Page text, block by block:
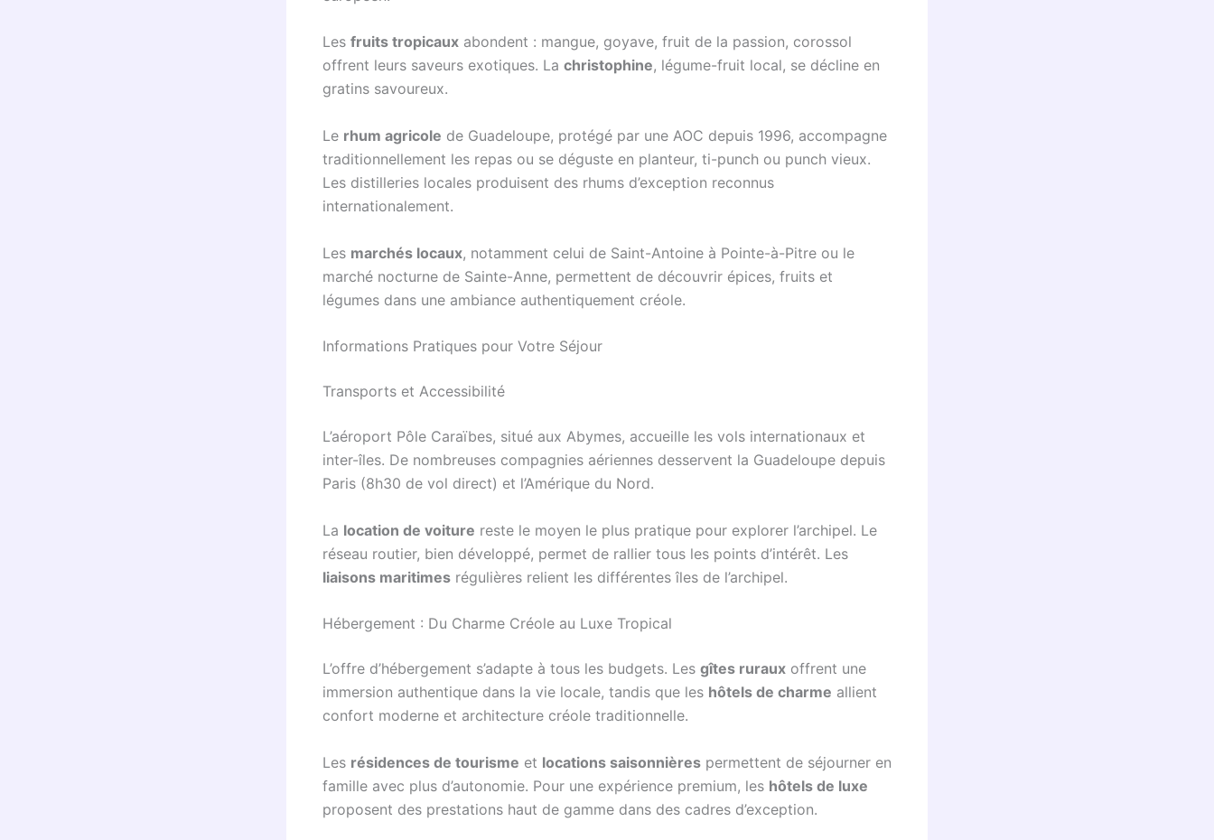
Les fruits tropicaux abondent : mangue, goyave, fruit de la passion, corossol
offrent leurs saveurs exotiques. La christophine, légume-fruit local, se décline en
gratins savoureux.
Le rhum agricole de Guadeloupe, protégé par une AOC depuis 1996, accompagne
traditionnellement les repas ou se déguste en planteur, ti-punch ou punch vieux.
Les distilleries locales produisent des rhums d’exception reconnus
internationalement.
Les marchés locaux, notamment celui de Saint-Antoine à Pointe-à-Pitre ou le
marché nocturne de Sainte-Anne, permettent de découvrir épices, fruits et
légumes dans une ambiance authentiquement créole.
Informations Pratiques pour Votre Séjour
Transports et Accessibilité
L’aéroport Pôle Caraïbes, situé aux Abymes, accueille les vols internationaux et
inter-îles. De nombreuses compagnies aériennes desservent la Guadeloupe depuis
Paris (8h30 de vol direct) et l’Amérique du Nord.
La location de voiture reste le moyen le plus pratique pour explorer l’archipel. Le
réseau routier, bien développé, permet de rallier tous les points d’intérêt. Les
liaisons maritimes régulières relient les différentes îles de l’archipel.
Hébergement : Du Charme Créole au Luxe Tropical
L’offre d’hébergement s’adapte à tous les budgets. Les gîtes ruraux offrent une
immersion authentique dans la vie locale, tandis que les hôtels de charme allient
confort moderne et architecture créole traditionnelle.
Les résidences de tourisme et locations saisonnières permettent de séjourner en
famille avec plus d’autonomie. Pour une expérience premium, les hôtels de luxe
proposent des prestations haut de gamme dans des cadres d’exception.